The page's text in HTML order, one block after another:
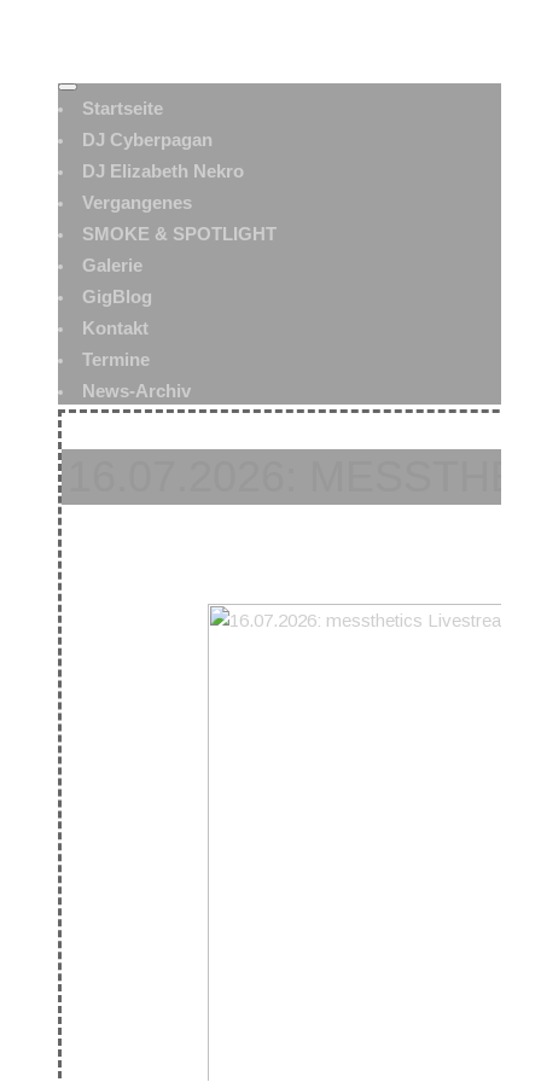
Startseite
DJ Cyberpagan
DJ Elizabeth Nekro
Vergangenes
SMOKE & SPOTLIGHT
Galerie
GigBlog
Kontakt
Termine
News-Archiv